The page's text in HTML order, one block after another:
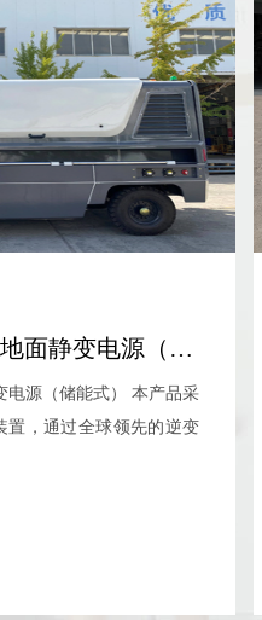
WGJB180PTC 飞机地面静变电源（储能式）
电源（储能式） 本产品采
置，通过全球领先的逆变